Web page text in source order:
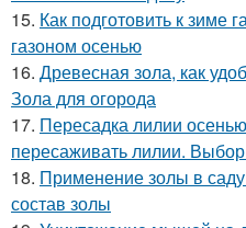
15. Как подготовить к зиме
газоном осенью
16. Древесная зола, как
Зола для огорода
17. Пересадка лилии
пересаживать лилии.
18. Применение золы в
состав золы